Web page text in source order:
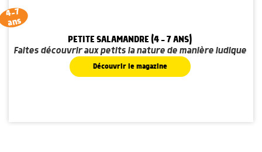
4-7
ans
PETITE SALAMANDRE (4 - 7 ANS)
Faites découvrir aux petits la nature de manière ludique
Découvrir le magazine